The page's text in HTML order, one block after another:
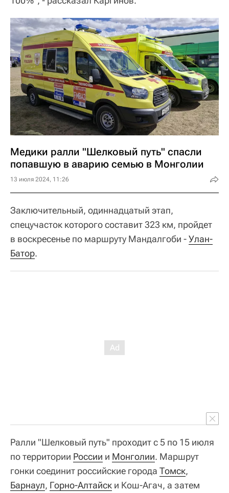
Медики ралли "Шелковый путь" спасли
попавшую в аварию семью в Монголии
13 июля 2024, 11:26
Заключительный, одиннадцатый этап,
спецучасток которого составит 323 км, пройдет
в воскресенье по маршруту Мандалгоби -Улан-
Батор.
Ралли "Шелковый путь" проходит с 5 по 15 июля
по территории России и Монголии. Маршрут
гонки соединит российские города Томск,
Барнаул, Горно-Алтайск и Кош-Агач, а затем